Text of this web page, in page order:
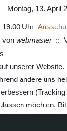
Montag, 13. April
19:00 Uhr
vonwebmaster::
unserer
andere uns
möchten.